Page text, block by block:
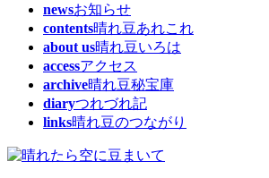
newsお知らせ
contents晴れ豆あれこれ
about us晴れ豆いろは
accessアクセス
archive晴れ豆秘宝庫
diaryつれづれ記
links晴れ豆のつながり